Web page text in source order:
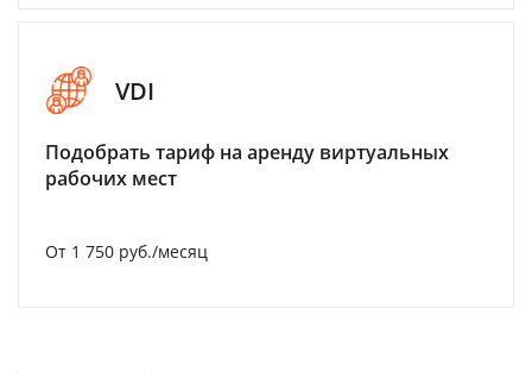
VDI
Подобрать тариф на аренду виртуальных
рабочих мест
От 1 750 руб./месяц